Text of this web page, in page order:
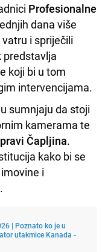
Profesionalne
dana više
i spriječili
predstavlja
koji bi u tom
intervencijama.
sumnjaju da stoji
kamerama te
Čapljina.
kako bi se
i
| Poznato ko je u
utakmice Kanada -